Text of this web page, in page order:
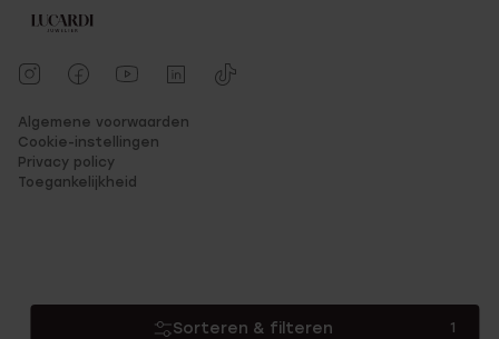
Sorteren & filteren 1
Algemene voorwaarden
Cookie-instellingen
Privacy policy
Toegankelijkheid